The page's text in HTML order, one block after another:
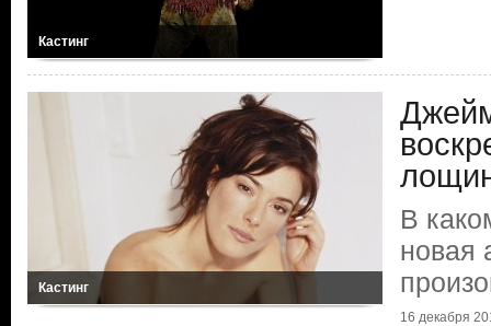
Кастинг
Кастинг
В
новая
16 декабря